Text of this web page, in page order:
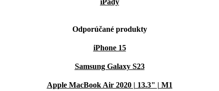
iPady
Odporúčané produkty
iPhone 15
Samsung Galaxy S23
Apple MacBook Air 2020 | 13.3" | M1